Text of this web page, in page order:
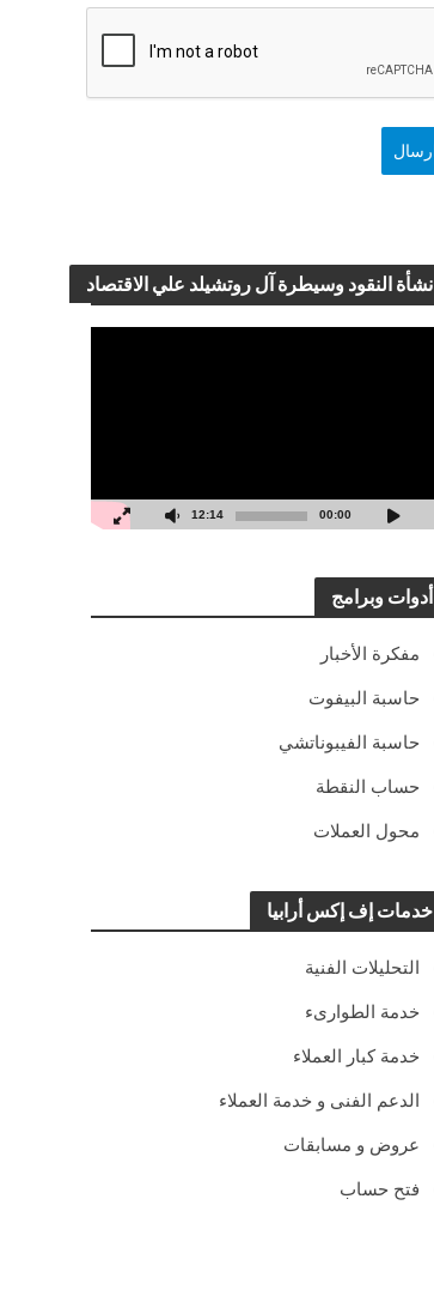
نشأة النقود وسيطرة آل روتشيلد علي الاقتصاد
00:00
12:14
أدوات وبرامج
مفكرة الأخبار
حاسبة البيفوت
حاسبة الفيبوناتشي
حساب النقطة
محول العملات
خدمات إف إكس أرابيا
التحليلات الفنية
خدمة الطوارىء
خدمة كبار العملاء
الدعم الفنى و خدمة العملاء
عروض و مسابقات
فتح حساب